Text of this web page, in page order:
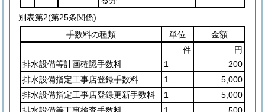
別表第2(第25条関係)
手数料の種類
単位
金額
件
円
排水設備等計画確認手数料
1
200
排水設備指定工事店登録手数料
1
5,000
排水設備指定工事店登録更新手数料
1
5,000